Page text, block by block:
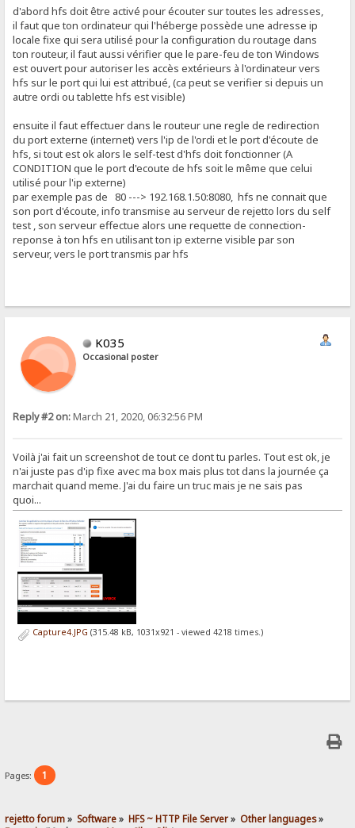
d'abord hfs doit être activé pour écouter sur toutes les adresses,
il faut que ton ordinateur qui l'héberge possède une adresse ip
locale fixe qui sera utilisé pour la configuration du routage dans
ton routeur, il faut aussi vérifier que le pare-feu de ton Windows
est ouvert pour autoriser les accès extérieurs à l'ordinateur vers
hfs sur le port qui lui est attribué, (ca peut se verifier si depuis un
autre ordi ou tablette hfs est visible)
ensuite il faut effectuer dans le routeur une regle de redirection
du port externe (internet) vers l'ip de l'ordi et le port d'écoute de
hfs, si tout est ok alors le self-test d'hfs doit fonctionner (A
CONDITION que le port d'ecoute de hfs soit le même que celui
utilisé pour l'ip externe)
par exemple pas de 80 ---> 192.168.1.50:8080, hfs ne connait que
son port d'écoute, info transmise au serveur de rejetto lors du self
test , son serveur effectue alors une requette de connection-
reponse à ton hfs en utilisant ton ip externe visible par son
serveur, vers le port transmis par hfs
K035
Occasional poster
Reply #2 on:March 21, 2020, 06:32:56 PM
Voilà j'ai fait un screenshot de tout ce dont tu parles. Tout est ok, je
n'ai juste pas d'ip fixe avec ma box mais plus tot dans la journée ça
marchait quand meme. J'ai du faire un truc mais je ne sais pas
quoi...
Capture4.JPG (315.48 kB, 1031x921 - viewed 4218 times.)
Pages: 1
rejetto forum» Software» HFS ~ HTTP File Server» Other languages»